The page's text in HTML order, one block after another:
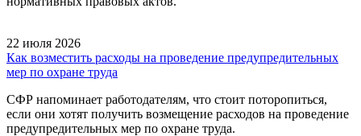
22 июля 2026
Как возместить расходы на проведение предупредительных
мер по охране труда
СФР напоминает работодателям, что стоит поторопиться,
если они хотят получить возмещение расходов на проведение
предупредительных мер по охране труда.